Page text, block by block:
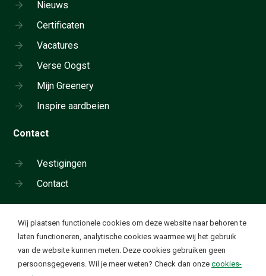
Nieuws
Certificaten
Vacatures
Verse Oogst
Mijn Greenery
Inspire aardbeien
Contact
Vestigingen
Contact
Neem telefonisch contact op:
+31 180 655 911
Wij plaatsen functionele cookies om deze website naar behoren te
laten functioneren, analytische cookies waarmee wij het gebruik
van de website kunnen meten. Deze cookies gebruiken geen
persoonsgegevens. Wil je meer weten? Check dan onze cookies-
Cookie instellingen
✔
Ik wil functionele en analytische cookies. Deze cookies
worden geplaatst om onze website goed te laten